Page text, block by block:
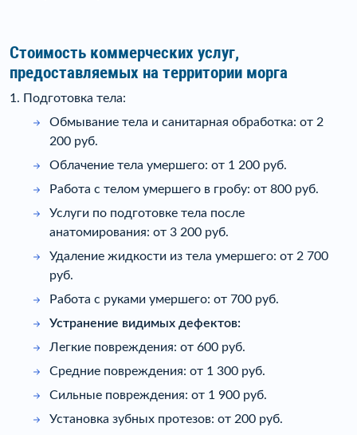
Стоимость коммерческих услуг,
предоставляемых на территории морга
1. Подготовка тела:
Обмывание тела и санитарная обработка: от 2
200 руб.
Облачение тела умершего: от 1 200 руб.
Работа с телом умершего в гробу: от 800 руб.
Услуги по подготовке тела после
анатомирования: от 3 200 руб.
Удаление жидкости из тела умершего: от 2 700
руб.
Работа с руками умершего: от 700 руб.
Устранение видимых дефектов:
Легкие повреждения: от 600 руб.
Средние повреждения: от 1 300 руб.
Сильные повреждения: от 1 900 руб.
Установка зубных протезов: от 200 руб.